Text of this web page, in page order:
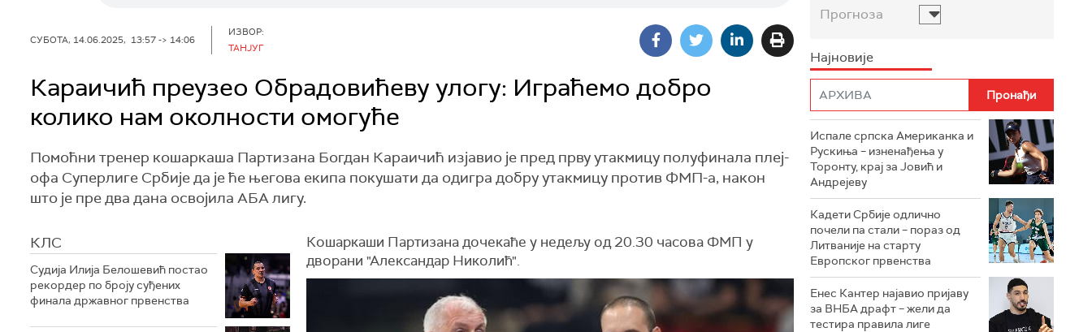
СУБОТА, 14.06.2025, 13:57 -> 14:06
ИЗВОР:
ТАНЈУГ
Караичић преузео Обрадовићеву улогу: Играћемо добро
колико нам околности омогуће
Помоћни тренер кошаркаша Партизана Богдан Караичић изјавио је пред прву утакмицу полуфинала плеј-
офа Суперлиге Србије да је ће његова екипа покушати да одигра добру утакмицу против ФМП-а, након
што је пре два дана освојила АБА лигу.
КЛС
Судија Илија Белошевић постао
рекордер по броју суђених
финала државног првенства
Кошаркаши Партизана дочекаће у недељу од 20.30 часова ФМП у
дворани "Александар Николић".
Прогноза
Најновије
Испале српска Американка и
Рускиња – изненађења у
Торонту, крај за Јовић и
Андрејеву
Кадети Србије одлично
почели па стали – пораз од
Литваније на старту
Европског првенства
Енес Кантер најавио пријаву
за ВНБА драфт – жели да
тестира правила лиге